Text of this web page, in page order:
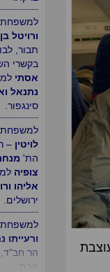
לבוא
בקשרי
מיכל
הרב
ברקת.
ורויטל בן
תבור,
בקשרי
אסתי
נתנאל
סינגפור.
למשפחת
לויטין–
הת'
צופיה
אליהו